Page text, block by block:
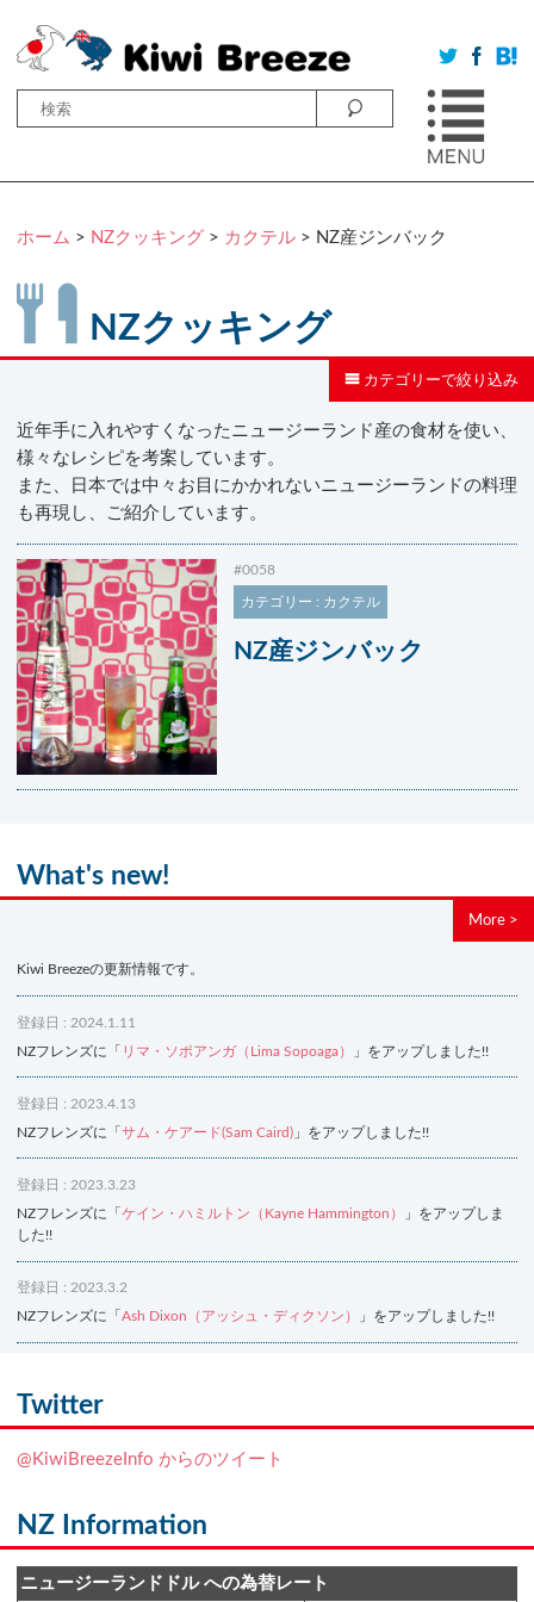
ホーム > NZクッキング > カクテル > NZ産ジンバック
NZクッキング
カテゴリーで絞り込み
近年手に入れやすくなったニュージーランド産の食材を使い、
様々なレシピを考案しています。
また、日本では中々お目にかかれないニュージーランドの料理
も再現し、ご紹介しています。
#0058
カテゴリー : カクテル
NZ産ジンバック
What's new!
More >
Kiwi Breezeの更新情報です。
登録日 : 2024.1.11
NZフレンズに「 リマ・ソポアンガ（Lima Sopoaga） 」をアップしました!!
登録日 : 2023.4.13
NZフレンズに「 サム・ケアード(Sam Caird) 」をアップしました!!
登録日 : 2023.3.23
NZフレンズに「 ケイン・ハミルトン（Kayne Hammington）
」をアップしま
した!!
登録日 : 2023.3.2
NZフレンズに「 Ash Dixon（アッシュ・ディクソン） 」をアップしました!!
NZフレンズに「
登録日 : 2019.4.10
登録日 : 2019.2.28
NZクッキングに「ニュージーランド産キウイの酢の物
Twitter
@KiwiBreezeInfo からのツイート
NZ Information
ニュージーランドドル への為替レート